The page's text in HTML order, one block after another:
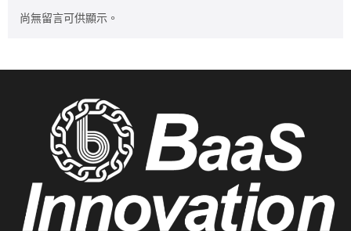
尚無留言可供顯示。